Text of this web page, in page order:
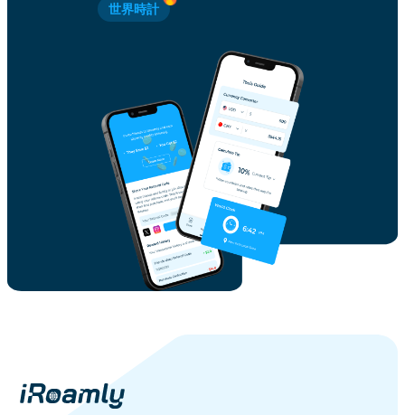
世界時計